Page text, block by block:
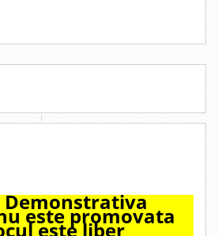
Demonstrativa
este promovata
este liber